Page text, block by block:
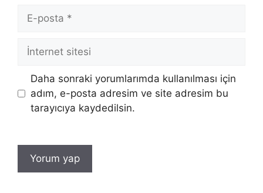
posta
İnternet
sitesi
Daha sonraki yorumlarımda kullanılması için
adım, e-posta adresim ve site adresim bu
tarayıcıya kaydedilsin.